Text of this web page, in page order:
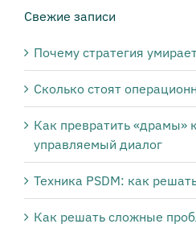
тематики:
Свежие записи
Почему стратегия
Сколько стоят
Как превратить «драмы»
управляемый диалог
Техника PSDM: как
Как решать сложные